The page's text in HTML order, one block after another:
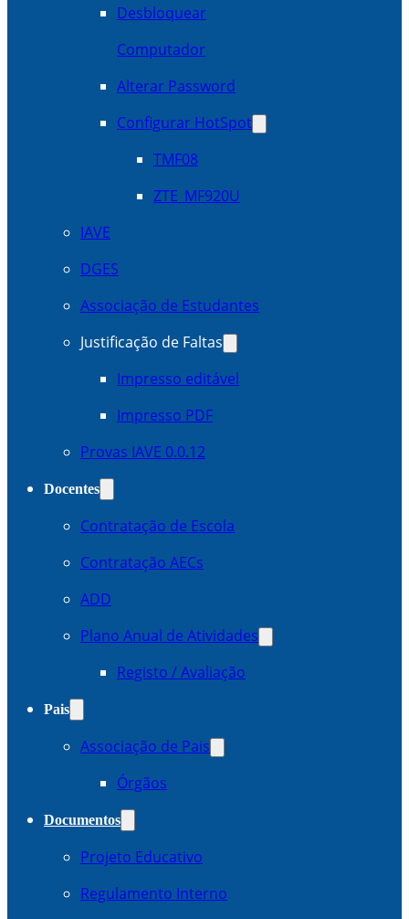
Desbloquear
Computador
Alterar Password
Configurar HotSpot
TMF08
ZTE_MF920U
IAVE
DGES
Associação de Estudantes
Justificação de Faltas
Impresso editável
Impresso PDF
Provas IAVE 0.0.12
Docentes
Contratação de Escola
Contratação AECs
ADD
Plano Anual de Atividades
Registo / Avaliação
Pais
Associação de Pais
Órgãos
Documentos
Projeto Educativo
Regulamento Interno